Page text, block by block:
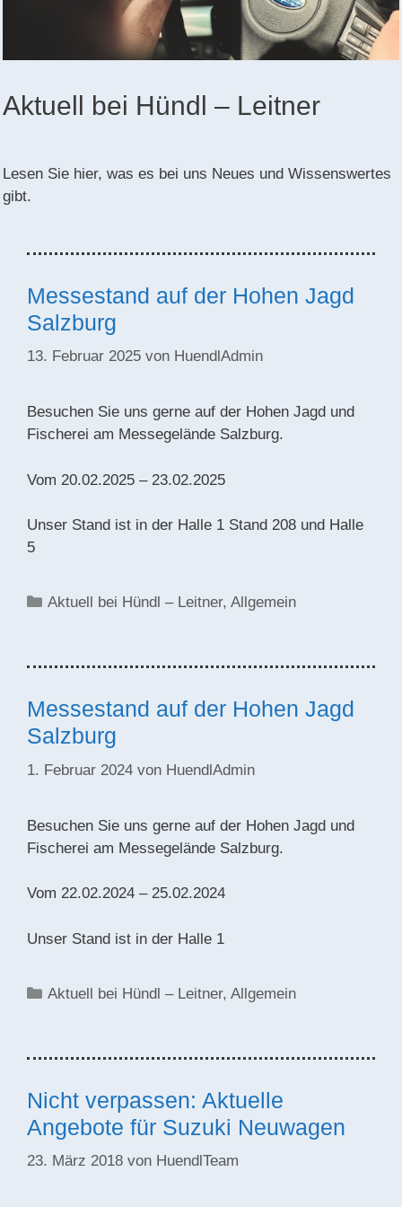
Aktuell bei Hündl – Leitner
Lesen Sie hier, was es bei uns Neues und Wissenswertes
gibt.
Messestand auf der Hohen Jagd
Salzburg
13. Februar 2025 von HuendlAdmin
Besuchen Sie uns gerne auf der Hohen Jagd und
Fischerei am Messegelände Salzburg.
Vom 20.02.2025 – 23.02.2025
Unser Stand ist in der Halle 1 Stand 208 und Halle
5
Kategorien
Aktuell bei Hündl – Leitner,Allgemein
Messestand auf der Hohen Jagd
Salzburg
1. Februar 2024 von HuendlAdmin
Besuchen Sie uns gerne auf der Hohen Jagd und
Fischerei am Messegelände Salzburg.
Vom 22.02.2024 – 25.02.2024
Unser Stand ist in der Halle 1
Kategorien
Aktuell bei Hündl – Leitner,Allgemein
Nicht verpassen: Aktuelle
Angebote für Suzuki Neuwagen
23. März 2018 von HuendlTeam